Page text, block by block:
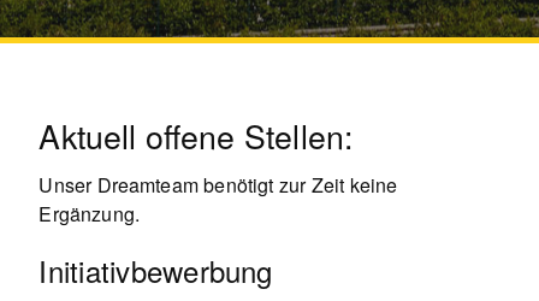
Aktuell offene Stellen:
Unser Dreamteam benötigt zur Zeit keine
Ergänzung.
Initiativbewerbung